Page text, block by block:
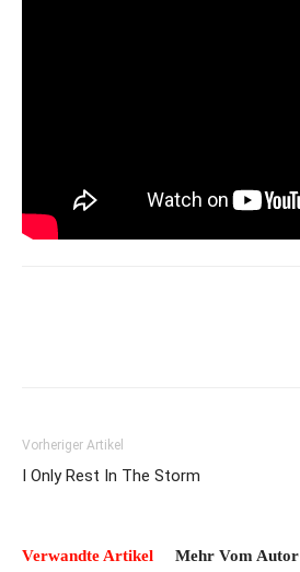
Vorheriger Artikel
I Only Rest In The Storm
Verwandte Artikel Mehr Vom Autor